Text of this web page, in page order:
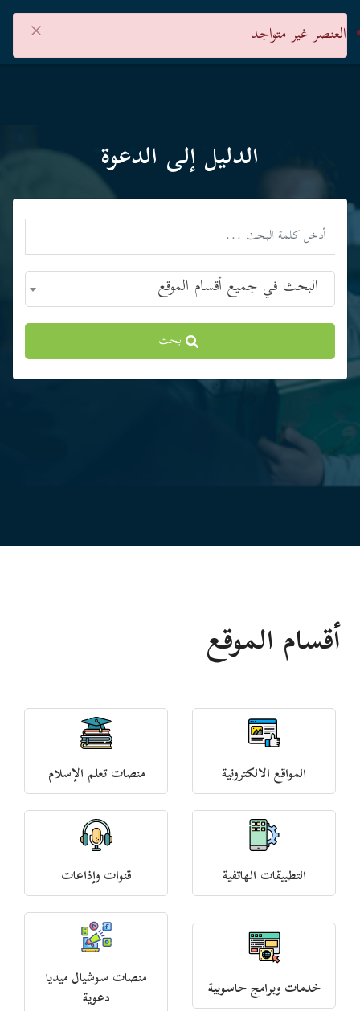
العنصر غير متواجد ×
الدليل إلى الدعوة
البحث في جميع أقسام الموقع
بحث
أقسام الموقع
المواقع الالكترونية منصات تعلم الإسلام
التطبيقات الهاتفية قنوات وإذاعات
خدمات وبرامج حاسوبية
منصات سوشيال ميديا
دعوية